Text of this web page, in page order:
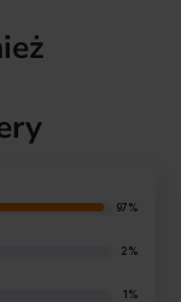
97%
2%
1%